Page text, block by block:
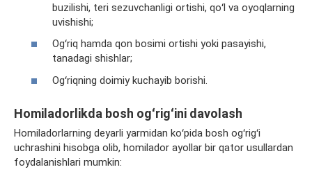
buzilishi, teri sezuvchanligi ortishi, qoʻl va oyoqlarning
uvishishi;
Ogʻriq hamda qon bosimi ortishi yoki pasayishi,
tanadagi shishlar;
Ogʻriqning doimiy kuchayib borishi.
Homiladorlikda bosh ogʻrigʻini davolash
Homiladorlarning deyarli yarmidan koʻpida bosh ogʻrigʻi
uchrashini hisobga olib, homilador ayollar bir qator usullardan
foydalanishlari mumkin: